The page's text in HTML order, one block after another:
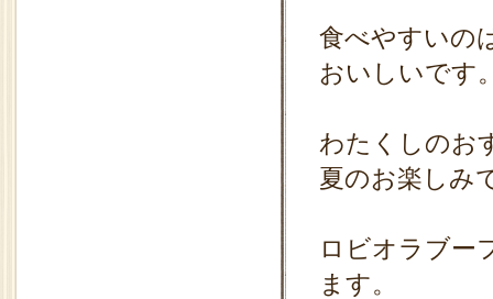
食べやすいの
おいしいです
わたくしのお
夏のお楽しみ
ロビオラブー
ます。